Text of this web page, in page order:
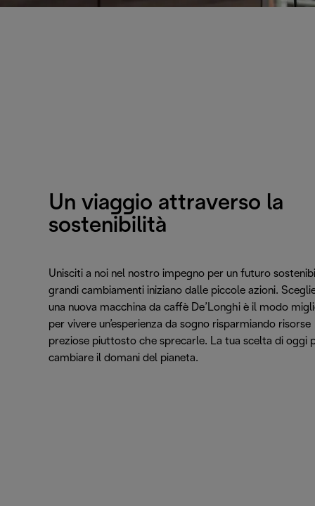
Un viaggio attraverso la
sostenibilità
Unisciti a noi nel nostro impegno per un futuro
grandi cambiamenti iniziano dalle piccole azioni.
una nuova macchina da caffè De’Longhi è il modo
per vivere un’esperienza da sogno risparmiando risorse
preziose piuttosto che sprecarle. La tua scelta di oggi
cambiare il domani del pianeta.